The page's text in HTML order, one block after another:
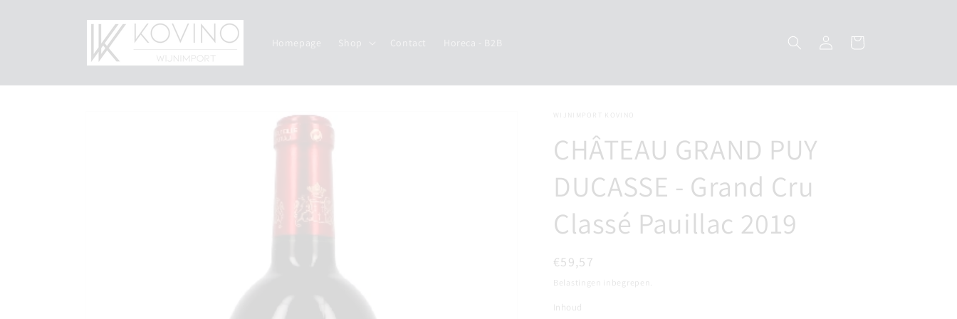
Homepage Shop Contact Horeca - B2B InloggenWinkelwagen
WIJNIMPORT KOVINO
CHÂTEAU GRAND PUY
DUCASSE - Grand Cru
Classé Pauillac 2019
Normale
prijs
€59,57
Belastingen inbegrepen.
Inhoud